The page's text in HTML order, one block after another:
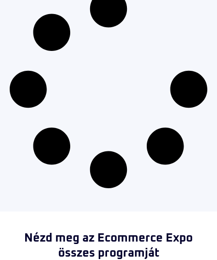
Nézd meg az Ecommerce Expo
összes programját